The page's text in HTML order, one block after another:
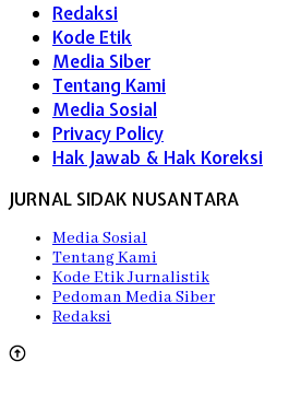
Redaksi
Kode Etik
Media Siber
Tentang Kami
Media Sosial
Privacy Policy
Hak Jawab & Hak Koreksi
JURNAL SIDAK NUSANTARA
Media Sosial
Tentang Kami
Kode Etik Jurnalistik
Pedoman Media Siber
Redaksi